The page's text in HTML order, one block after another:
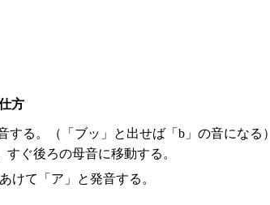
方
る。（「ブッ」と出せば「b」の音になる）
ぐ後ろの母音に移動する。
けて「ア」と発音する。